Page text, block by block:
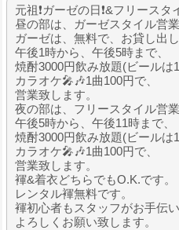
元祖❗ガーゼの日❗&フリースタ
昼の部は、ガーゼスタイル営業
ガーゼは、無料で、お貸し出し
午後1時から、午後5時まで、
焼酎3000円飲み放題(ビールは1
カラオケ🎤🎶1曲100円で、
営業致します。
夜の部は、フリースタイル営業
午後5時から、午後11時まで、
焼酎3000円飲み放題(ビールは1
カラオケ🎤🎶1曲100円で、
営業致します。
褌&着衣どちらでもO.K.です。
レンタル褌無料です。
褌初心者もスタッフがお手伝い
よろしくお願い致します。